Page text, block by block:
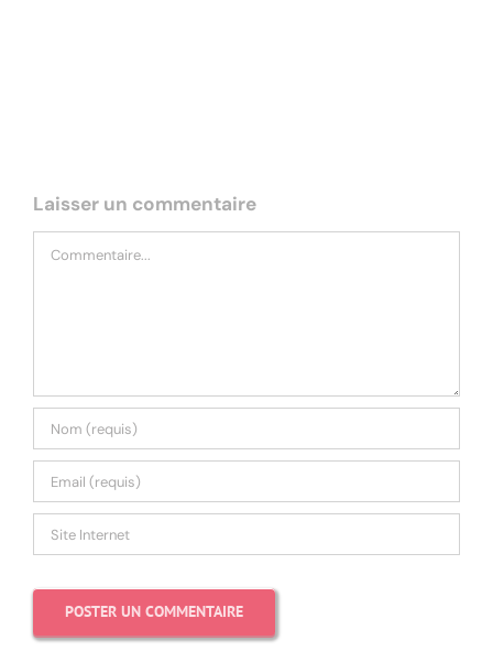
Laisser un commentaire
Commentaire